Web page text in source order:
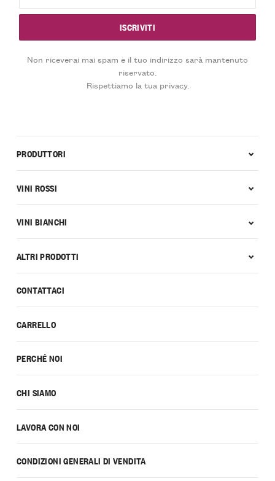
Non riceverai mai spam e il tuo indirizzo sarà mantenuto
riservato.
Rispettiamo la tua privacy.
CONTATTACI
CARRELLO
PERCHÉ NOI
CHI SIAMO
LAVORA CON NOI
CONDIZIONI GENERALI DI VENDITA
PRODUTTORI
VINI ROSSI
VINI BIANCHI
ALTRI PRODOTTI